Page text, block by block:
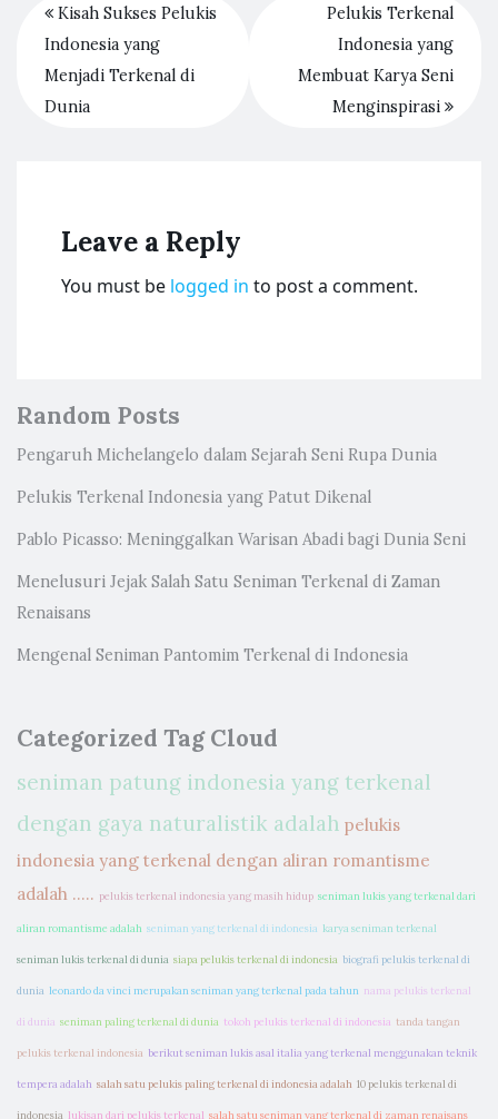
Kisah Sukses Pelukis
Indonesia yang
Menjadi Terkenal di
Dunia
Pelukis Terkenal
Indonesia yang
Membuat Karya Seni
Menginspirasi
Leave a Reply
You must be logged in to post a comment.
Random Posts
Pengaruh Michelangelo dalam Sejarah Seni Rupa Dunia
Pelukis Terkenal Indonesia yang Patut Dikenal
Pablo Picasso: Meninggalkan Warisan Abadi bagi Dunia Seni
Menelusuri Jejak Salah Satu Seniman Terkenal di Zaman
Renaisans
Mengenal Seniman Pantomim Terkenal di Indonesia
Categorized Tag Cloud
seniman patung indonesia yang terkenal
dengan gaya naturalistik adalah pelukis
indonesia yang terkenal dengan aliran romantisme
adalah ..... pelukis terkenal indonesia yang masih hidup seniman lukis yang terkenal dari
aliran romantisme adalah seniman yang terkenal di indonesia karya seniman terkenal
seniman lukis terkenal di dunia siapa pelukis terkenal di indonesia biografi pelukis terkenal di
dunia leonardo da vinci merupakan seniman yang terkenal pada tahun nama pelukis terkenal
di dunia seniman paling terkenal di dunia tokoh pelukis terkenal di indonesia tanda tangan
pelukis terkenal indonesia berikut seniman lukis asal italia yang terkenal menggunakan teknik
tempera adalah salah satu pelukis paling terkenal di indonesia adalah 10 pelukis terkenal di
indonesia lukisan dari pelukis terkenal salah satu seniman yang terkenal di zaman renaisans